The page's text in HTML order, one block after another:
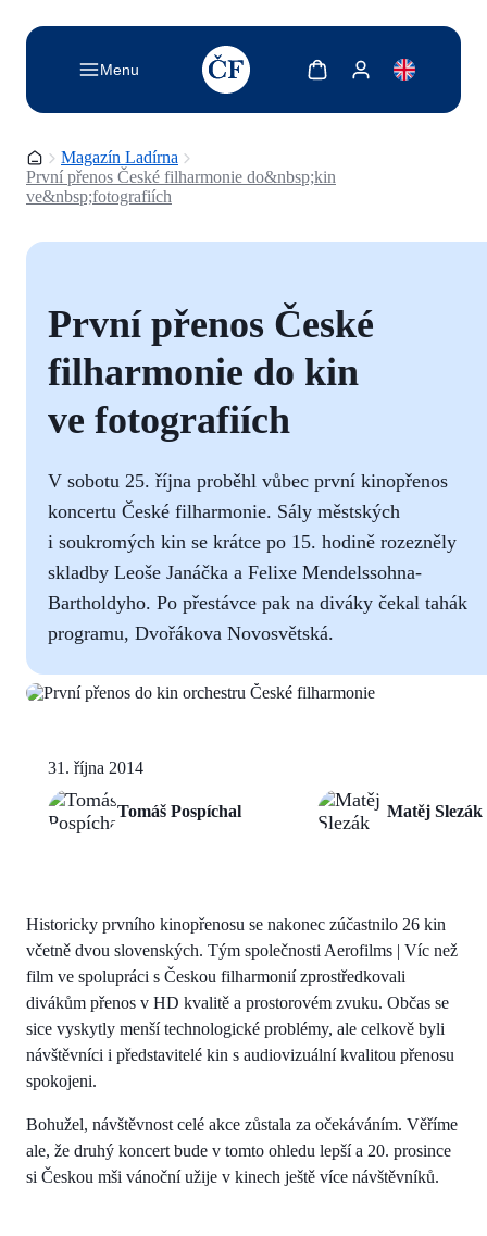
Menu
TODO: Add description for reader
Zobrazit košíkZobrazit můj účet
Domovská stránka
Magazín Ladírna
První přenos České filharmonie do&nbsp;kin
ve&nbsp;fotografiích
První přenos České
filharmonie do kin
ve fotografiích
V sobotu 25. října proběhl vůbec první kinopřenos
koncertu České filharmonie. Sály městských
i soukromých kin se krátce po 15. hodině rozezněly
skladby Leoše Janáčka a Felixe Mendelssohna-
Bartholdyho. Po přestávce pak na diváky čekal tahák
programu, Dvořákova Novosvětská.
31. října 2014
Tomáš Pospíchal Matěj Slezák
Historicky prvního kinopřenosu se nakonec zúčastnilo 26 kin
včetně dvou slovenských. Tým společnosti Aerofilms | Víc než
film ve spolupráci s Českou filharmonií zprostředkovali
divákům přenos v HD kvalitě a prostorovém zvuku. Občas se
sice vyskytly menší technologické problémy, ale celkově byli
návštěvníci i představitelé kin s audiovizuální kvalitou přenosu
spokojeni.
Bohužel, návštěvnost celé akce zůstala za očekáváním. Věříme
ale, že druhý koncert bude v tomto ohledu lepší a 20. prosince
si Českou mši vánoční užije v kinech ještě více návštěvníků.